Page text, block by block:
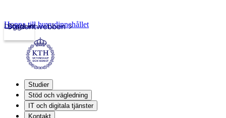
Studentwebben
Logga in
Hoppa till huvudinnehållet
Studier
Stöd och vägledning
IT och digitala tjänster
Kontakt